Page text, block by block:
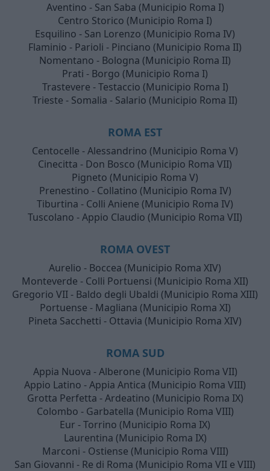
Aventino - San Saba (Municipio Roma I)
Centro Storico (Municipio Roma I)
Esquilino - San Lorenzo (Municipio Roma IV)
Flaminio - Parioli - Pinciano (Municipio Roma II)
Nomentano - Bologna (Municipio Roma II)
Prati - Borgo (Municipio Roma I)
Trastevere - Testaccio (Municipio Roma I)
Trieste - Somalia - Salario (Municipio Roma II)
ROMA EST
Centocelle - Alessandrino (Municipio Roma V)
Cinecitta - Don Bosco (Municipio Roma VII)
Pigneto (Municipio Roma V)
Prenestino - Collatino (Municipio Roma IV)
Tiburtina - Colli Aniene (Municipio Roma IV)
Tuscolano - Appio Claudio (Municipio Roma VII)
ROMA OVEST
Aurelio - Boccea (Municipio Roma XIV)
Monteverde - Colli Portuensi (Municipio Roma XII)
Gregorio VII - Baldo degli Ubaldi (Municipio Roma XIII)
Portuense - Magliana (Municipio Roma XI)
Pineta Sacchetti - Ottavia (Municipio Roma XIV)
ROMA SUD
Appia Nuova - Alberone (Municipio Roma VII)
Appio Latino - Appia Antica (Municipio Roma VIII)
Grotta Perfetta - Ardeatino (Municipio Roma IX)
Colombo - Garbatella (Municipio Roma VIII)
Eur - Torrino (Municipio Roma IX)
Laurentina (Municipio Roma IX)
Marconi - Ostiense (Municipio Roma VIII)
San Giovanni - Re di Roma (Municipio Roma VII e VIII)